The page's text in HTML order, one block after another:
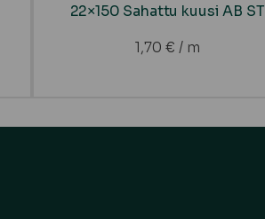
22×150 Sahattu kuusi AB ST
1,70 € / m